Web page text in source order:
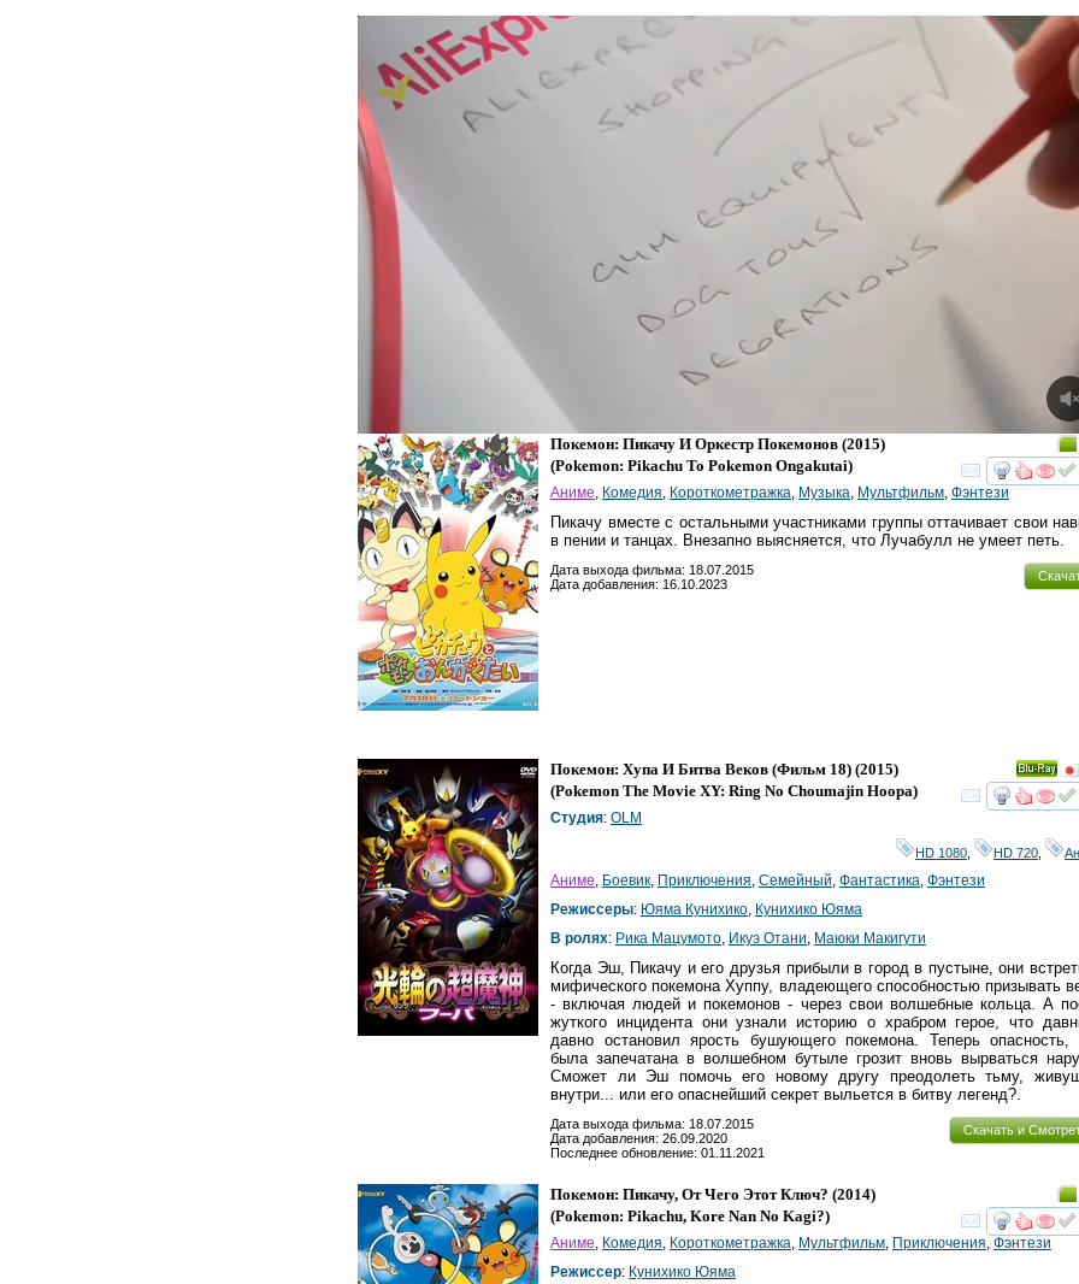
Покемон: Пикачу И Оркестр Покемонов (2015)
(Pokemon: Pikachu To Pokemon Ongakutai)
Аниме, Комедия, Короткометражка, Музыка, Мультфильм, Фэнтези
Пикачу вместе с остальными участниками группы оттачивает свои
в пении и танцах. Внезапно выясняется, что Лучабулл не умеет петь.
Дата выхода фильма: 18.07.2015
Дата добавления: 16.10.2023
Ray
Покемон: Хупа И Битва Веков (Фильм 18) (2015)
(Pokemon The Movie XY: Ring No Choumajin Hoopa)
Студия: OLM
HD 1080 HD 720
Аниме, Боевик, Приключения, Семейный, Фантастика, Фэнтези
Режиссеры: Юяма Кунихико, Кунихико Юяма
В ролях: Рика Мацумото, Икуэ Отани, Маюки Макигути
Когда Эш, Пикачу и его друзья прибыли в город в пустыне, они
мифического покемона Хуппу, владеющего способностью призывать
- включая людей и покемонов - через свои волшебные кольца. А
жуткого инцидента они узнали историю о храбром герое, что
давно остановил ярость бушующего покемона. Теперь опасность,
была запечатана в волшебном бутыле грозит вновь вырваться
Сможет ли Эш помочь его новому другу преодолеть тьму,
внутри... или его опаснейший секрет выльется в битву легенд?.
Скачать и
Дата выхода фильма: 18.07.2015
Дата добавления: 26.09.2020
Последнее обновление: 01.11.2021
Покемон: Пикачу, От Чего Этот Ключ? (2014)
(Pokemon: Pikachu, Kore Nan No Kagi?)
Аниме Комедия Короткометражка Мультфильм Приключения Фэнтези
Режиссер: Кунихико Юяма